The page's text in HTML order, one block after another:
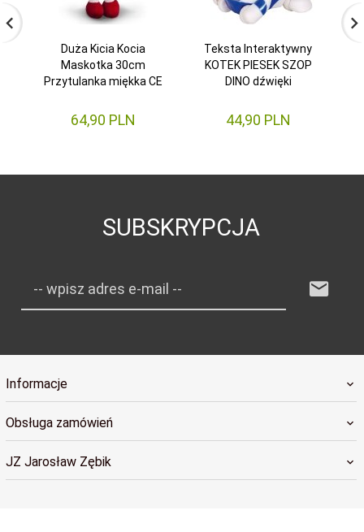
Duża Kicia Kocia
Maskotka 30cm
Przytulanka miękka CE
64,90 PLN
Teksta Interaktywny
KOTEK PIESEK SZOP
DINO dźwięki
44,90 PLN
SUBSKRYPCJA
-- wpisz adres e-mail --
Informacje
Obsługa zamówień
JZ Jarosław Zębik